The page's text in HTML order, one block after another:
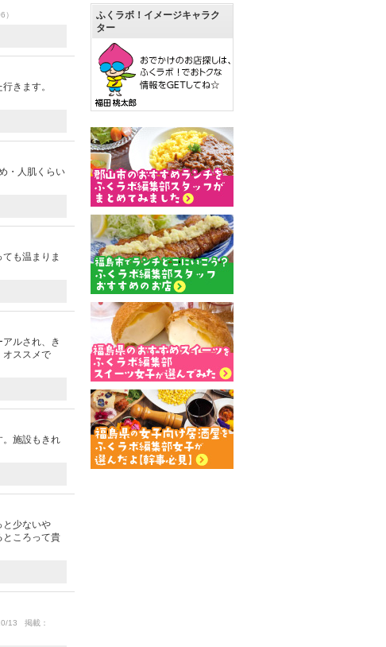
きます。
・人肌くらい
も温まりま
ルされ、き
オススメで
。施設もきれ
と少ないや
ところって貴
13 掲載：
ふくラボ！イメージキャラク
ター